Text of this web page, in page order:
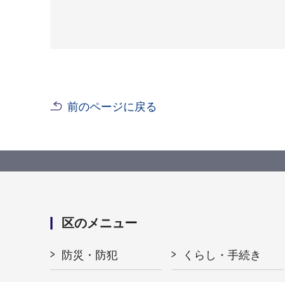
前のページに戻る
区のメニュー
防災・防犯 くらし・手続き